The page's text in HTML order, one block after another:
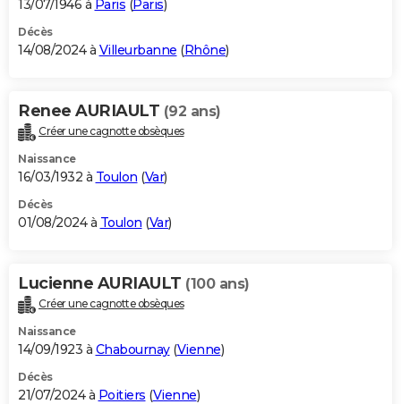
13/07/1946 à Paris (Paris)
Décès
14/08/2024 à Villeurbanne (Rhône)
Renee AURIAULT (92 ans)
Créer une cagnotte obsèques
Naissance
16/03/1932 à Toulon (Var)
Décès
01/08/2024 à Toulon (Var)
Lucienne AURIAULT (100 ans)
Créer une cagnotte obsèques
Naissance
14/09/1923 à Chabournay(Vienne)
Décès
21/07/2024 à Poitiers (Vienne)